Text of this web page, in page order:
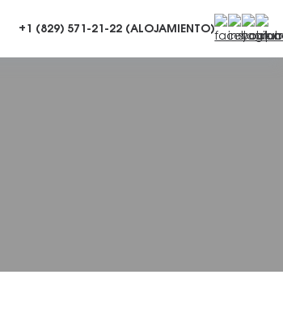
+1 (829) 571-21-22 (ALOJAMIENTO)